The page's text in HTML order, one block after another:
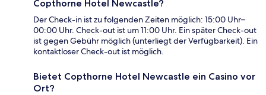
Copthorne Hotel Newcastle?
Der Check-in ist zu folgenden Zeiten möglich: 15:00 Uhr–
00:00 Uhr. Check-out ist um 11:00 Uhr. Ein später Check-out
ist gegen Gebühr möglich (unterliegt der Verfügbarkeit). Ein
kontaktloser Check-out ist möglich.
Bietet Copthorne Hotel Newcastle ein Casino vor
Ort?